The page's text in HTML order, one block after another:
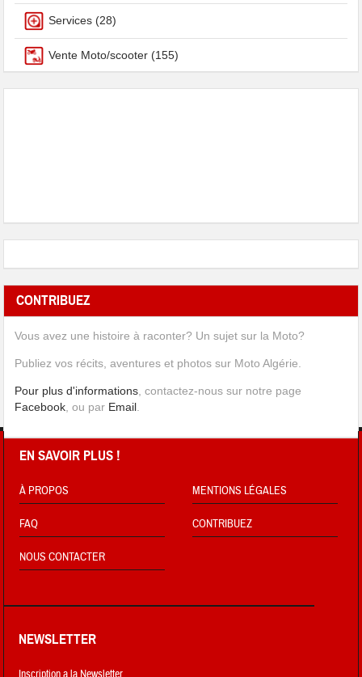
Services (28)
Vente Moto/scooter (155)
CONTRIBUEZ
Vous avez une histoire à raconter? Un sujet sur la Moto?
Publiez vos récits, aventures et photos sur Moto Algérie.
Pour plus d'informations , contactez-nous sur notre page
Facebook , ou par Email
EN SAVOIR PLUS !
À PROPOS MENTIONS LÉGALES
FAQ CONTRIBUEZ
NOUS CONTACTER
NEWSLETTER